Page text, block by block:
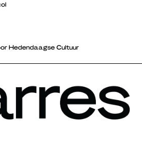
Hedendaagse Cultuur